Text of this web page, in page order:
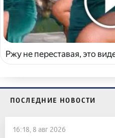
Ржу не переставая, это
ПОСЛЕДНИЕ НОВОСТИ
16:18, 8 авг 2026